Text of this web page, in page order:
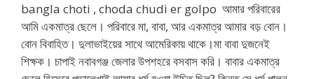
bangla choti , choda chudi er golpo আমার পরিবারের
আমি একমাত্র ছেলে। পরিবারে মা, বাবা, আর একমাত্র আমার বড় বোন।
বোন বিবাহিত। দুলাভাইয়ের সাথে আমেরিকায় থাকে।মা বাবা দুজনেই
শিক্ষক। চাপাই নবাবগঞ্জ জেলার উপশহরে বসবাস করি। বাবার একমাত্র